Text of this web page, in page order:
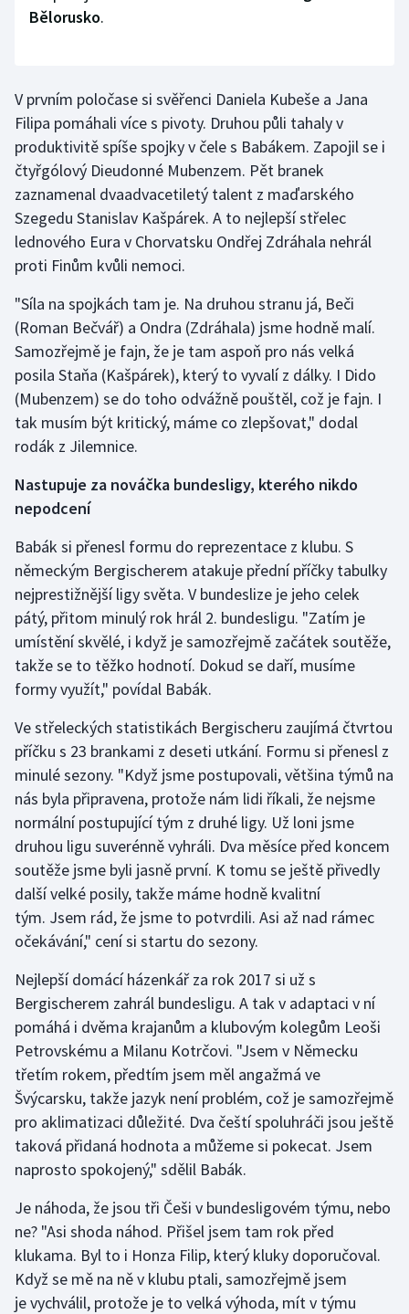
Bělorusko.
V prvním poločase si svěřenci Daniela Kubeše a Jana
Filipa pomáhali více s pivoty. Druhou půli tahaly v
produktivitě spíše spojky v čele s Babákem. Zapojil se i
čtyřgólový Dieudonné Mubenzem. Pět branek
zaznamenal dvaadvacetiletý talent z maďarského
Szegedu Stanislav Kašpárek. A to nejlepší střelec
lednového Eura v Chorvatsku Ondřej Zdráhala nehrál
proti Finům kvůli nemoci.
"Síla na spojkách tam je. Na druhou stranu já, Beči
(Roman Bečvář) a Ondra (Zdráhala) jsme hodně malí.
Samozřejmě je fajn, že je tam aspoň pro nás velká
posila Staňa (Kašpárek), který to vyvalí z dálky. I Dido
(Mubenzem) se do toho odvážně pouštěl, což je fajn. I
tak musím být kritický, máme co zlepšovat," dodal
rodák z Jilemnice.
Nastupuje za nováčka bundesligy, kterého nikdo
nepodcení
Babák si přenesl formu do reprezentace z klubu. S
německým Bergischerem atakuje přední příčky tabulky
nejprestižnější ligy světa. V bundeslize je jeho celek
pátý, přitom minulý rok hrál 2. bundesligu. "Zatím je
umístění skvělé, i když je samozřejmě začátek soutěže,
takže se to těžko hodnotí. Dokud se daří, musíme
formy využít," povídal Babák.
Ve střeleckých statistikách Bergischeru zaujímá čtvrtou
příčku s 23 brankami z deseti utkání. Formu si přenesl z
minulé sezony. "Když jsme postupovali, většina týmů na
nás byla připravena, protože nám lidi říkali, že nejsme
normální postupující tým z druhé ligy. Už loni jsme
druhou ligu suverénně vyhráli. Dva měsíce před koncem
soutěže jsme byli jasně první. K tomu se ještě přivedly
další velké posily, takže máme hodně kvalitní
tým. Jsem rád, že jsme to potvrdili. Asi až nad rámec
očekávání," cení si startu do sezony.
Nejlepší domácí házenkář za rok 2017 si už s
Bergischerem zahrál bundesligu. A tak v adaptaci v ní
pomáhá i dvěma krajanům a klubovým kolegům Leoši
Petrovskému a Milanu Kotrčovi. "Jsem v Německu
třetím rokem, předtím jsem měl angažmá ve
Švýcarsku, takže jazyk není problém, což je samozřejmě
pro aklimatizaci důležité. Dva čeští spoluhráči jsou ještě
taková přidaná hodnota a můžeme si pokecat. Jsem
naprosto spokojený," sdělil Babák.
Je náhoda, že jsou tři Češi v bundesligovém týmu, nebo
ne? "Asi shoda náhod. Přišel jsem tam rok před
klukama. Byl to i Honza Filip, který kluky doporučoval.
Když se mě na ně v klubu ptali, samozřejmě jsem
je vychválil, protože je to velká výhoda, mít v týmu